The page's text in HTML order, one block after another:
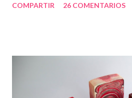
COMPARTIR 26 COMENTARIOS